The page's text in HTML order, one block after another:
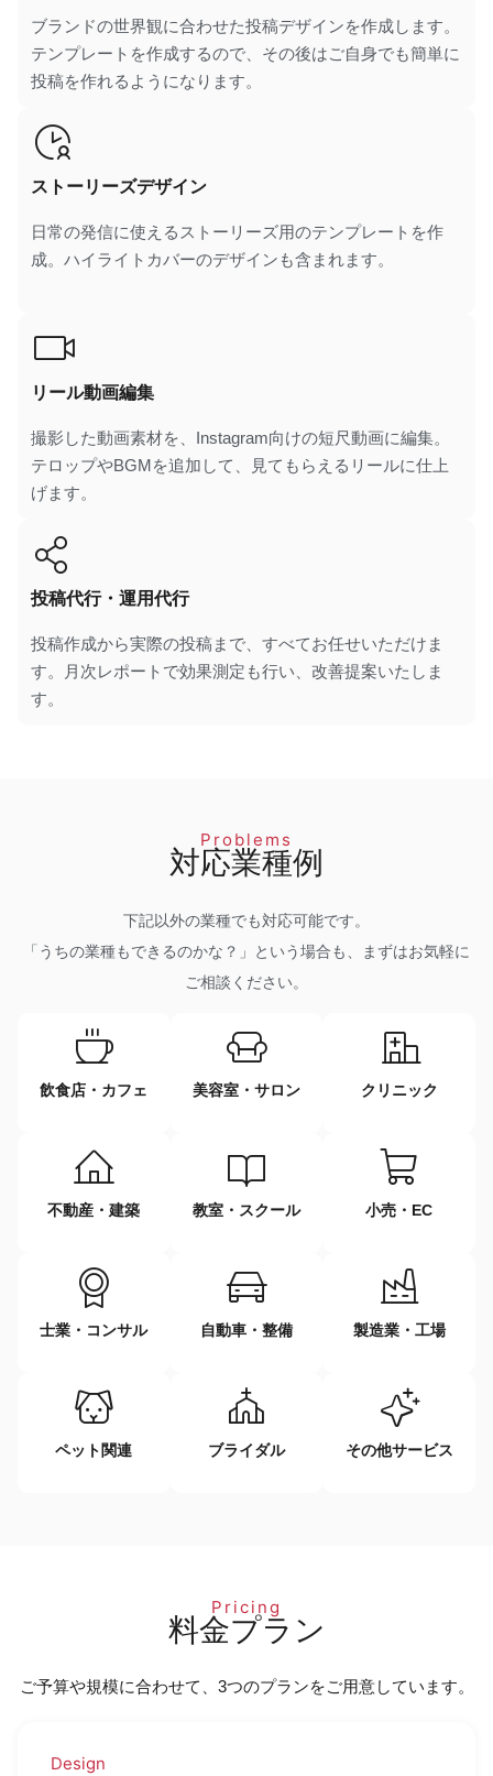
ブランドの世界観に合わせた投稿デザインを作成します。
テンプレートを作成するので、その後はご自身でも簡単に
投稿を作れるようになります。
ストーリーズデザイン
日常の発信に使えるストーリーズ用のテンプレートを作
成。ハイライトカバーのデザインも含まれます。
リール動画編集
撮影した動画素材を、Instagram向けの短尺動画に編集。
テロップやBGMを追加して、見てもらえるリールに仕上
げます。
投稿代行・運用代行
投稿作成から実際の投稿まで、すべてお任せいただけま
す。月次レポートで効果測定も行い、改善提案いたしま
す。
Problems
対応業種例
下記以外の業種でも対応可能です。
「うちの業種もできるのかな？」という場合も、まずはお気軽に
ご相談ください。
飲食店・カフェ 美容室・サロン クリニック
不動産・建築 教室・スクール 小売・EC
士業・コンサル 自動車・整備 製造業・工場
ペット関連 ブライダル その他サービス
Pricing
料金プラン
ご予算や規模に合わせて、3つのプランをご用意しています。
Design